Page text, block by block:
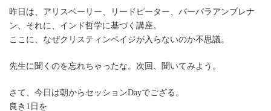
昨日は、アリスベーリー、リードピーター、バーバラアンブレナ
ン、それに、インド哲学に基づく講座。
ここに、なぜクリスティンペイジが入らないのか不思議。
先生に聞くのを忘れちゃったな。次回、聞いてみよう。
さて、今日は朝からセッションDayでござる。
良き1日を